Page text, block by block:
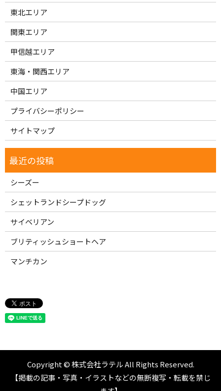
東北エリア
関東エリア
甲信越エリア
東海・関西エリア
中国エリア
プライバシーポリシー
サイトマップ
シーズー
シェットランドシープドッグ
サイベリアン
ブリティッシュショートヘア
マンチカン
Copyright © 株式会社ラテル All Rights Reserved.
【掲載の記事・写真・イラストなどの無断複写・転載を禁じ